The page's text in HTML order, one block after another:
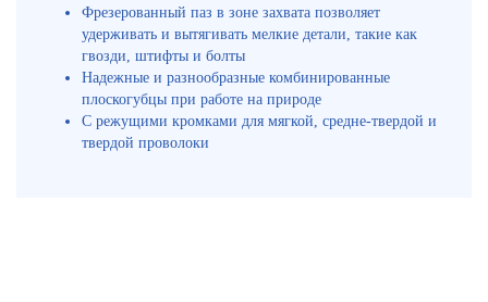
Фрезерованный паз в зоне захвата позволяет
удерживать и вытягивать мелкие детали, такие как
гвозди, штифты и болты
Надежные и разнообразные комбинированные
плоскогубцы при работе на природе
С режущими кромками для мягкой, средне-твердой и
твердой проволоки